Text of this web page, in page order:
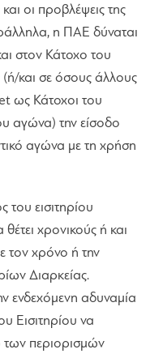
οι προβλέψεις της
η ΠΑΕ δύναται
στον Κάτοχο του
(ή/και σε όσους άλλους
ως Κάτοχοι του
αγώνα) την είσοδο
αγώνα με τη χρήση
εισιτηρίου
χρονικούς ή και
τον χρόνο ή την
Διαρκείας.
ενδεχόμενη αδυναμία
Εισιτηρίου να
περιορισμών